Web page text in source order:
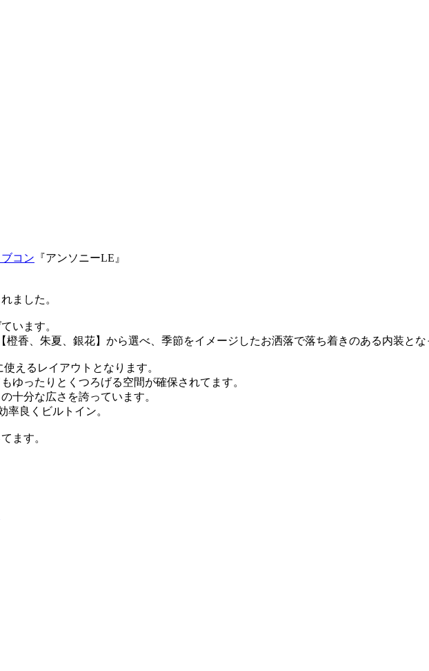
コン 『アンソニーLE』
ました。
います。
香、朱夏、銀花】から選べ、季節をイメージしたお洒落で落ち着きのある内装とな
使えるレイアウトとなります。
ゆったりとくつろげる空間が確保されてます。
十分な広さを誇っています。
率良くビルトイン。
ます。